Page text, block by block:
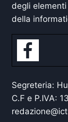
degli
della
Segreteria:
C.F e P.IVA: